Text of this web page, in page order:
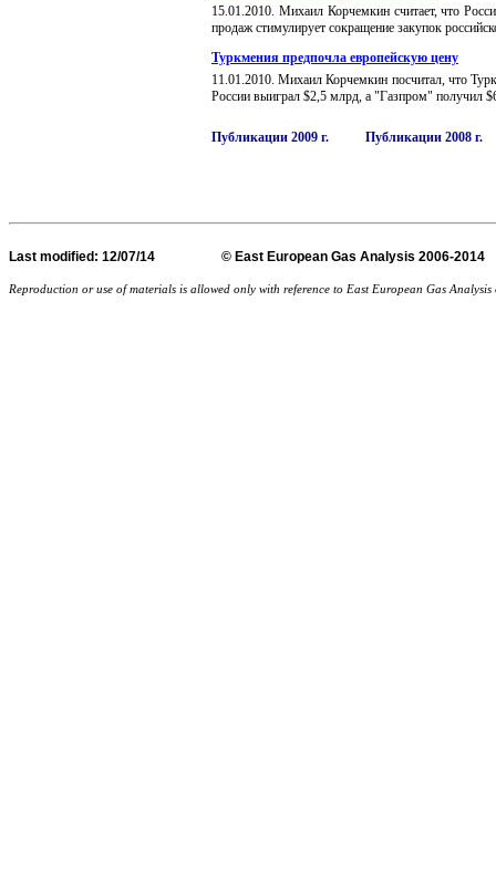
15.01.2010. Михаил Корчемкин считает, что
продаж стимулирует сокращение закупок
Туркмения предпочла европейскую цену
11.01.2010.Михаил Корчемкин посчитал, что
России выиграл $2,5 млрд, а "Газпром" получил
Публикации 2009 г. Публикации 2008 г.
Last modified : 12/07/14 © East European Gas
Reproduction or use of materials is allowed only with reference to East European Gas Analysis